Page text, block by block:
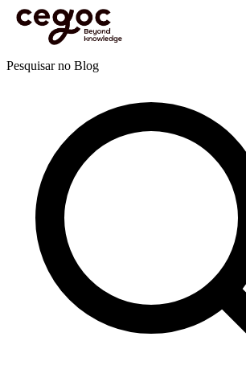
Skip to main content
Está aqui:Home > Recursos
Lidar com o medo e a ansiedade nos contextos mais
Pesquisar no Blog